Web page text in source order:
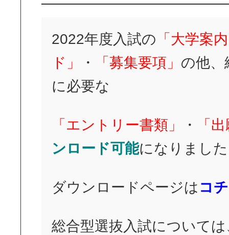
2022年度入試の 「大学案
ド」
・ 「募集要項」 の他、
に必要な
「エントリー書類」 ・
「
ンロード可能になりまし
ダウンロードページは コ
総合型選抜入試について